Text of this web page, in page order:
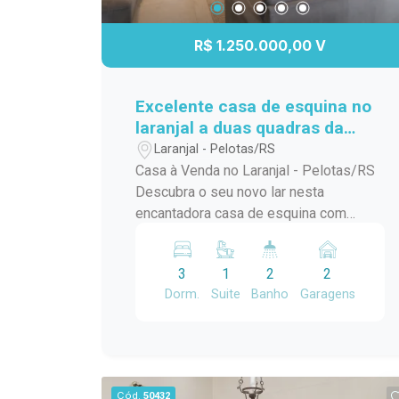
R$ 1.250.000,00 V
Excelente casa de esquina no
laranjal a duas quadras da
praiaLaranjal - Pelotas/RS
Casa à Venda no Laranjal - Pelotas/RS
Descubra o seu novo lar nesta
encantadora casa de esquina com
Maria da Fontoura, a apenas uma quadra
da beira da praia. Com 240 m² de área
construída, este sobrado é ideal para
todos os utensílios necessários e uma
3
Dorm.
1
Suite
2
Banho
2
Garagens
Cód. 50432